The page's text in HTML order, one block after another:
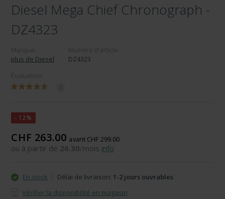
Diesel Mega Chief Chronograph -
DZ4323
plus de Diesel
DZ4323
-12%
CHF 263.00 avant CHF 299.00
ou à partir de 26.30/mois info
En stock Délai de livraison: 1-2 jours ouvrables
Vérifier la disponibilité en magasin